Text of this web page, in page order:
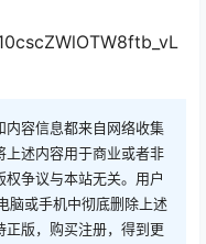
内容信息都来自网络收集
上述内容用于商业或者非
争议与本站无关。用户
脑或手机中彻底删除上述
正版，购买注册，得到更